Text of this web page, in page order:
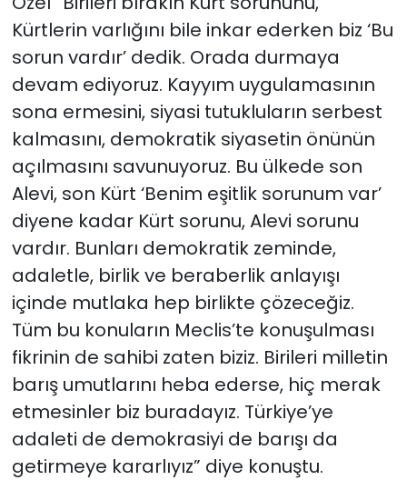
Kürtlerin varlığını bile inkar ederken biz ‘Bu
sorun vardır’ dedik. Orada durmaya
devam ediyoruz. Kayyım uygulamasının
sona ermesini, siyasi tutukluların serbest
kalmasını, demokratik siyasetin önünün
açılmasını savunuyoruz. Bu ülkede son
Alevi, son Kürt ‘Benim eşitlik sorunum var’
diyene kadar Kürt sorunu, Alevi sorunu
vardır. Bunları demokratik zeminde,
adaletle, birlik ve beraberlik anlayışı
içinde mutlaka hep birlikte çözeceğiz.
Tüm bu konuların Meclis’te konuşulması
fikrinin de sahibi zaten biziz. Birileri milletin
barış umutlarını heba ederse, hiç merak
etmesinler biz buradayız. Türkiye’ye
adaleti de demokrasiyi de barışı da
getirmeye kararlıyız” diye konuştu.